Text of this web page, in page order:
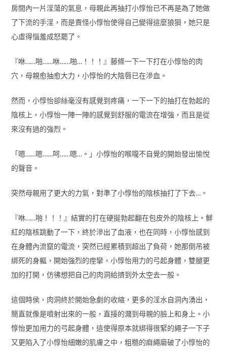
房間內一片淫蕩的氣息，母親此再抽打小惇怡已不再是為了她做
了下流的手淫，而是責怪小惇怡使得自己變得這麼狼狽，她只是
心虛得惱羞成怒罷了。
『咻……啪……咻……啪…！！！』藤條一下一下打在小惇怡的肉
穴，母親愈抽愈大力，小惇怡的大陰唇已在滲血。
然而，小惇怡卻絲毫沒有感覺到疼痛，一下一下的抽打在勃起的
陰核上，小惇怡一陣一陣的感覺到舒服的電流在增強，而且是從
來沒有過的強烈。
「嗯……嗯……呵……嗯…。」小惇怡的喉嚨不自覺的開始發出愉悅
的聲音。
突然母親用了更大的力氣，對準了小惇怡的陰核抽打了下去…。
『咻……啪！！！』結實的打在硬挻勃起翻在包皮外的陰核上。鮮
紅的陰核跳動了一下，終於滲出了血液，也在同時，小惇怡感到
在身體內流竄的電流，突然已經累積到超出了負荷，她那倒吊被
綁死的身軀，開始強烈的痙攣，小惇怡用力的弓起身體，雙腿更
加的打開，仿彿想把自己的肉洞給擠到外太空去一般。
這個時侯，肉洞終於開始急劇的收縮，更多的淫水自洞內湧出，
簡直就像是噴射出來的一般，直接的濺到母親的臉上和身上。小
惇怡更加用力的弓起身體，這使得原本就綁得很緊的繩子一下子
又更陷入了小惇怡細嫩的肌膚之中，粗糙的麻繩磨破了小惇怡的